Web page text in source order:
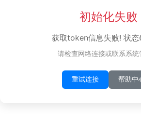
初始化失败
获取token信息失败! 状
请检查网络连接或联系系统
重试连接 帮助中